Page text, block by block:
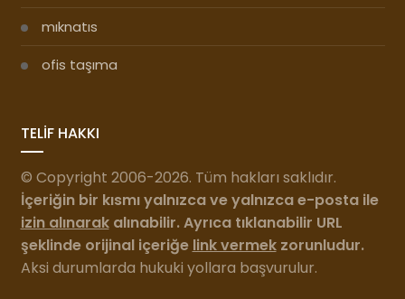
mıknatıs
ofis taşıma
TELİF HAKKI
© Copyright 2006-2026. Tüm hakları saklıdır.
İçeriğin bir kısmı yalnızca ve yalnızca e-posta ile
izin alınarakalınabilir. Ayrıca tıklanabilir URL
şeklinde orijinal içeriğe link vermekzorunludur.
Aksi durumlarda hukuki yollara başvurulur.